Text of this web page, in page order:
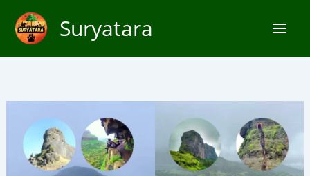
content
Suryatara